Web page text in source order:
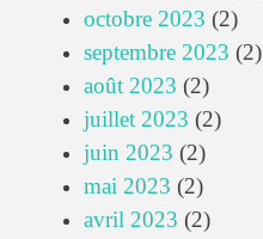
octobre 2023 (2)
septembre 2023 (2)
août 2023 (2)
juillet 2023 (2)
juin 2023 (2)
mai 2023 (2)
avril 2023 (2)